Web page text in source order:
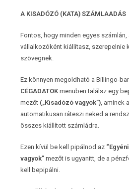
A KISADÓZÓ (KATA) SZÁMLAADÁS
Fontos, hogy minden egyes számlán,
vállalkozóként kiállítasz, szerepelnie
szövegnek.
Ez könnyen megoldható a Billingo-
CÉGADATOK menüben találsz egy
mezőt („Kisadózó vagyok”) , aminek
automatikusan ráteszi neked a
összes kiállított számládra.
Ezen kívül be kell pipálnod az
vagyok” mezőt is ugyanitt, de a
kell bepipálni.